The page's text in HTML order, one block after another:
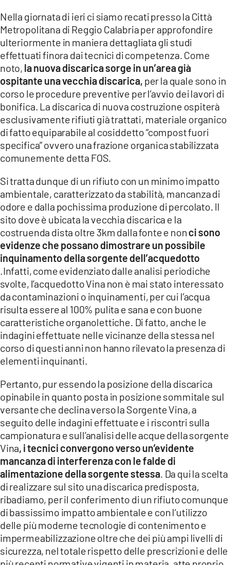
App
ANDROID
APPLE
Nella giornata di ieri ci siamo recati presso la Città
Metropolitana di Reggio Calabria per approfondire
ulteriormente in maniera dettagliata gli studi
effettuati finora dai tecnici di competenza. Come
noto, la nuova discarica sorge in un’area già
ospitante una vecchia discarica, per la quale sono in
corso le procedure preventive per l’avvio dei lavori di
bonifica. La discarica di nuova costruzione ospiterà
esclusivamente rifiuti già trattati, materiale organico
di fatto equiparabile al cosiddetto “compost fuori
specifica” ovvero una frazione organica stabilizzata
comunemente detta FOS.
Si tratta dunque di un rifiuto con un minimo impatto
ambientale, caratterizzato da stabilità, mancanza di
odore e dalla pochissima produzione di percolato. Il
sito dove è ubicata la vecchia discarica e la
costruenda dista oltre 3km dalla fonte e nonci sono
evidenze che possano dimostrare un possibile
inquinamento della sorgente dell’acquedotto
.Infatti, come evidenziato dalle analisi periodiche
svolte, l’acquedotto Vina non è mai stato interessato
da contaminazioni o inquinamenti, per cui l’acqua
risulta essere al 100% pulita e sana e con buone
caratteristiche organolettiche. Di fatto, anche le
indagini effettuate nelle vicinanze della stessa nel
corso di questi anni non hanno rilevato la presenza di
elementi inquinanti.
Pertanto, pur essendo la posizione della discarica
opinabile in quanto posta in posizione sommitale sul
versante che declina verso la Sorgente Vina, a
seguito delle indagini effettuate e i riscontri sulla
campionatura e sull’analisi delle acque della sorgente
Vina, i tecnici convergono verso un’evidente
mancanza di interferenza con le falde di
alimentazione della sorgente stessa . Da qui la scelta
di realizzare sul sito una discarica predisposta,
ribadiamo, per il conferimento di un rifiuto comunque
di bassissimo impatto ambientale e con l’utilizzo
delle più moderne tecnologie di contenimento e
impermeabilizzazione oltre che dei più ampi livelli di
sicurezza, nel totale rispetto delle prescrizioni e delle